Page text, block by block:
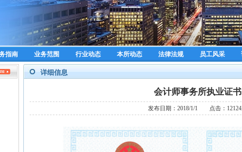
指南 业务范围 行业动态 本所动态 法律法规 员工风采
详细信息
会计师事务所执业证书
发布日期：2018/1/1 点击：12124